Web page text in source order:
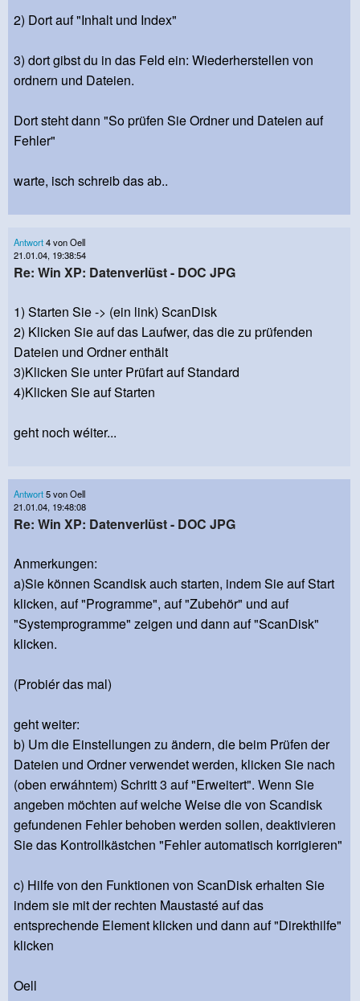
2) Dort auf "Inhalt und Index"
3) dort gibst du in das Feld ein: Wiederherstellen von
ordnern und Dateien.
Dort steht dann "So prüfen Sie Ordner und Dateien auf
Fehler"
warte, isch schreib das ab..
Antwort4 von Oell
21.01.04, 19:38:54
Re: Win XP: Datenverlüst - DOC JPG
1) Starten Sie -> (ein link) ScanDisk
2) Klicken Sie auf das Laufwer, das die zu prüfenden
Dateien und Ordner enthält
3)Klicken Sie unter Prüfart auf Standard
4)Klicken Sie auf Starten
geht noch wéiter...
Antwort5 von Oell
21.01.04, 19:48:08
Re: Win XP: Datenverlüst - DOC JPG
Anmerkungen:
a)Sie können Scandisk auch starten, indem Sie auf Start
klicken, auf "Programme", auf "Zubehör" und auf
"Systemprogramme" zeigen und dann auf "ScanDisk"
klicken.
(Probiér das mal)
geht weiter:
b) Um die Einstellungen zu ändern, die beim Prüfen der
Dateien und Ordner verwendet werden, klicken Sie nach
(oben erwáhntem) Schritt 3 auf "Erweitert". Wenn Sie
angeben möchten auf welche Weise die von Scandisk
gefundenen Fehler behoben werden sollen, deaktivieren
Sie das Kontrollkästchen "Fehler automatisch korrigieren"
c) Hilfe von den Funktionen von ScanDisk erhalten Sie
indem sie mit der rechten Maustasté auf das
entsprechende Element klicken und dann auf "Direkthilfe"
klicken
Oell